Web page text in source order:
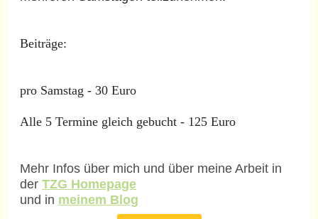
Beiträge:
pro Samstag - 30 Euro
Alle 5 Termine gleich gebucht - 125 Euro
Mehr Infos über mich und über meine Arbeit in
der TZG Homepage
und in meinem Blog